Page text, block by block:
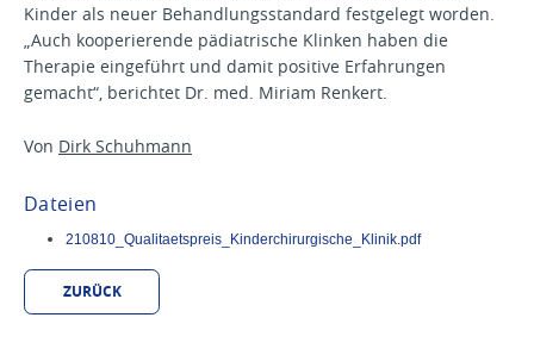
Kinder als neuer Behandlungsstandard festgelegt worden.
„Auch kooperierende pädiatrische Klinken haben die
Therapie eingeführt und damit positive Erfahrungen
gemacht“, berichtet Dr. med. Miriam Renkert.
Von Dirk Schuhmann
Dateien
210810_Qualitaetspreis_Kinderchirurgische_Klinik.pdf
ZURÜCK